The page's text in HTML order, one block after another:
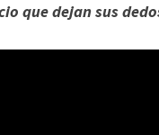
que dejan sus